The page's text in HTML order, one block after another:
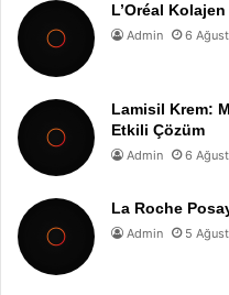
L’Oréal
Admin 6
Lamisil Krem:
Etkili Çözüm
Admin 6
La Roche
Admin 5